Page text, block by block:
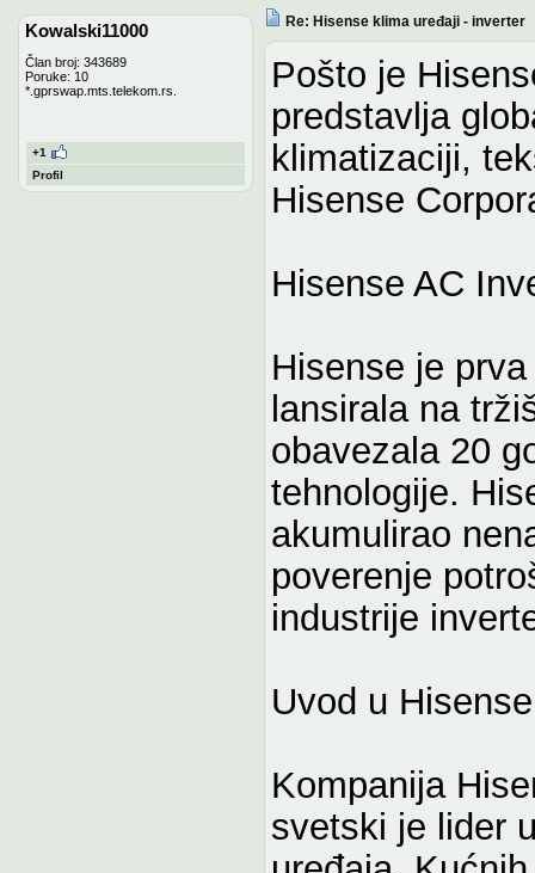
Kowalski11000
Član broj: 343689
Poruke: 10
*.gprswap.mts.telekom.rs.
+1
Profil
Re: Hisense klima uređaji - inverter
Pošto je
predstavlja
klimatizaciji,
Hisense
Hisense AC
Hisense je
lansirala na
obavezala 20
tehnologije.
akumulirao
poverenje
industrije
Uvod u Hisense
Kompanija
svetski je lider